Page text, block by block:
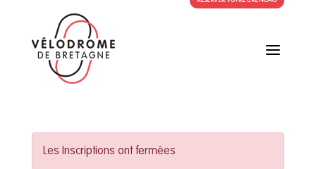
a
Les Inscriptions ont fermées